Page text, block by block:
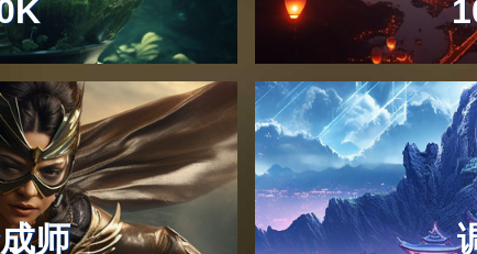
SALARY FOR POSITIONS IN THE FILM